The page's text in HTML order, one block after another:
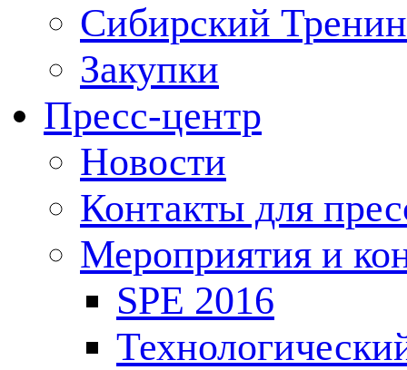
Сибирский
Закупки
Пресс-центр
Новости
Контакты для
Мероприятия и
SPE 2016